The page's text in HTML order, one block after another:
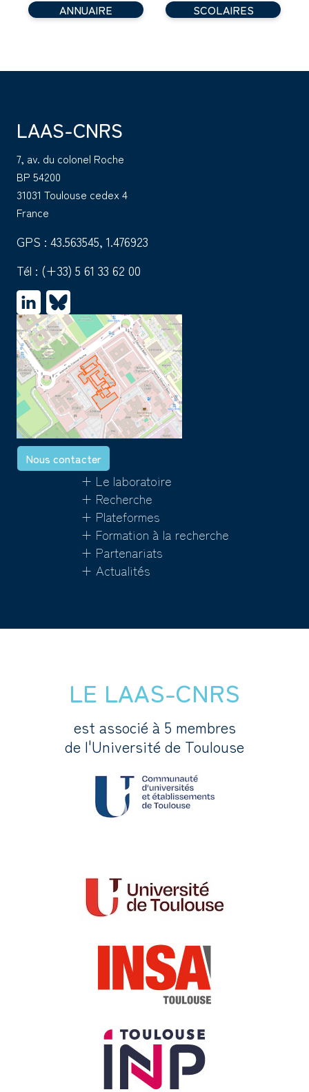
ANNUAIRE SCOLAIRES
LAAS-CNRS
7, av. du colonel Roche
BP 54200
31031 Toulouse cedex 4
France
GPS : 43.563545, 1.476923
Tél : (+33) 5 61 33 62 00
Nous contacter
+ Le laboratoire
+ Recherche
+ Plateformes
+ Formation à la recherche
+ Partenariats
+ Actualités
LE LAAS-CNRS
est associé à 5 membres
de l'Université de Toulouse